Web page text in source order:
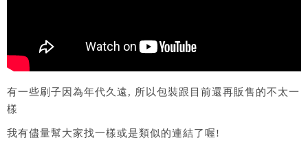
有一些刷子因為年代久遠, 所以包裝跟目前還再販售的不太一
樣
我有儘量幫大家找一樣或是類似的連結了喔!